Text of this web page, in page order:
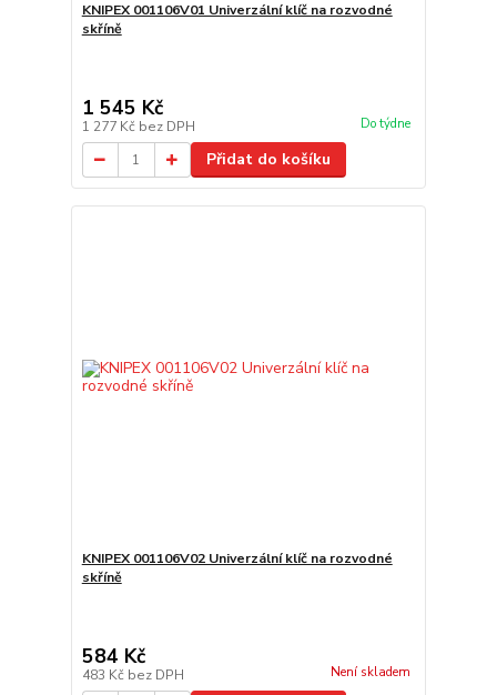
KNIPEX 001106V01 Univerzální klíč na rozvodné
skříně
1 545 Kč
1 277 Kč bez DPH Do týdne
Přidat do košíku
KNIPEX 001106V02 Univerzální klíč na rozvodné
skříně
584 Kč
483 Kč bez DPH Není skladem